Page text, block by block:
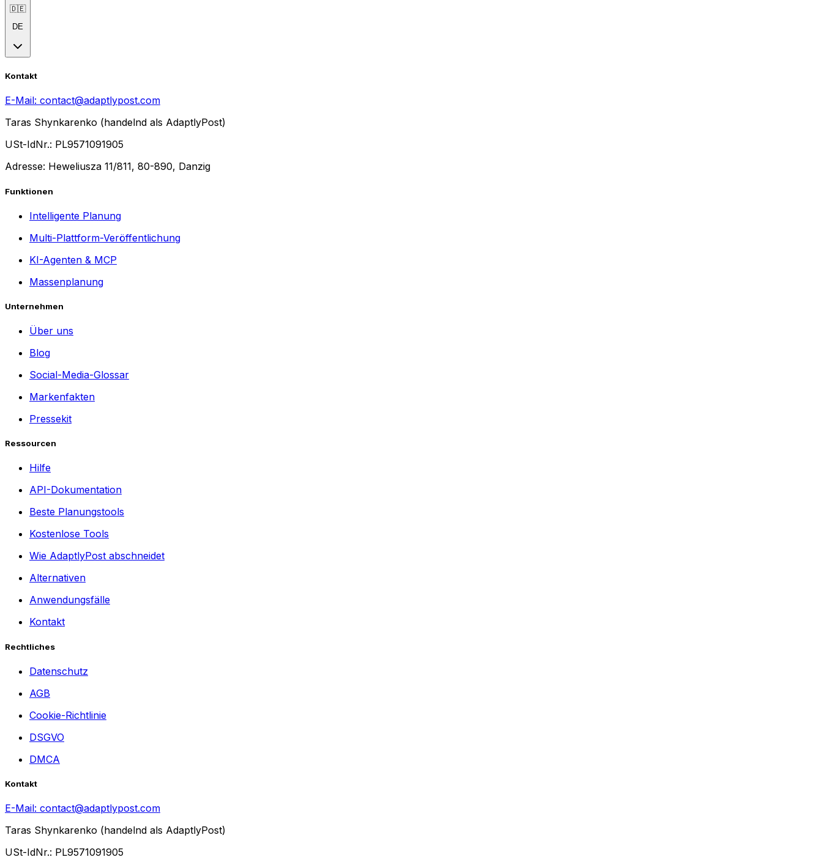
🇩🇪
DE
Kontakt
E-Mail: contact@adaptlypost.com
Taras Shynkarenko (handelnd als AdaptlyPost)
USt-IdNr.: PL9571091905
Adresse: Heweliusza 11/811, 80-890, Danzig
Funktionen
Intelligente Planung
Multi-Plattform-Veröffentlichung
KI-Agenten & MCP
Massenplanung
Unternehmen
Über uns
Blog
Social-Media-Glossar
Markenfakten
Pressekit
Ressourcen
Hilfe
API-Dokumentation
Beste Planungstools
Kostenlose Tools
Wie AdaptlyPost abschneidet
Alternativen
Anwendungsfälle
Kontakt
Rechtliches
Datenschutz
AGB
Cookie-Richtlinie
DSGVO
DMCA
Kontakt
E-Mail: contact@adaptlypost.com
Taras Shynkarenko (handelnd als AdaptlyPost)
USt-IdNr.: PL9571091905